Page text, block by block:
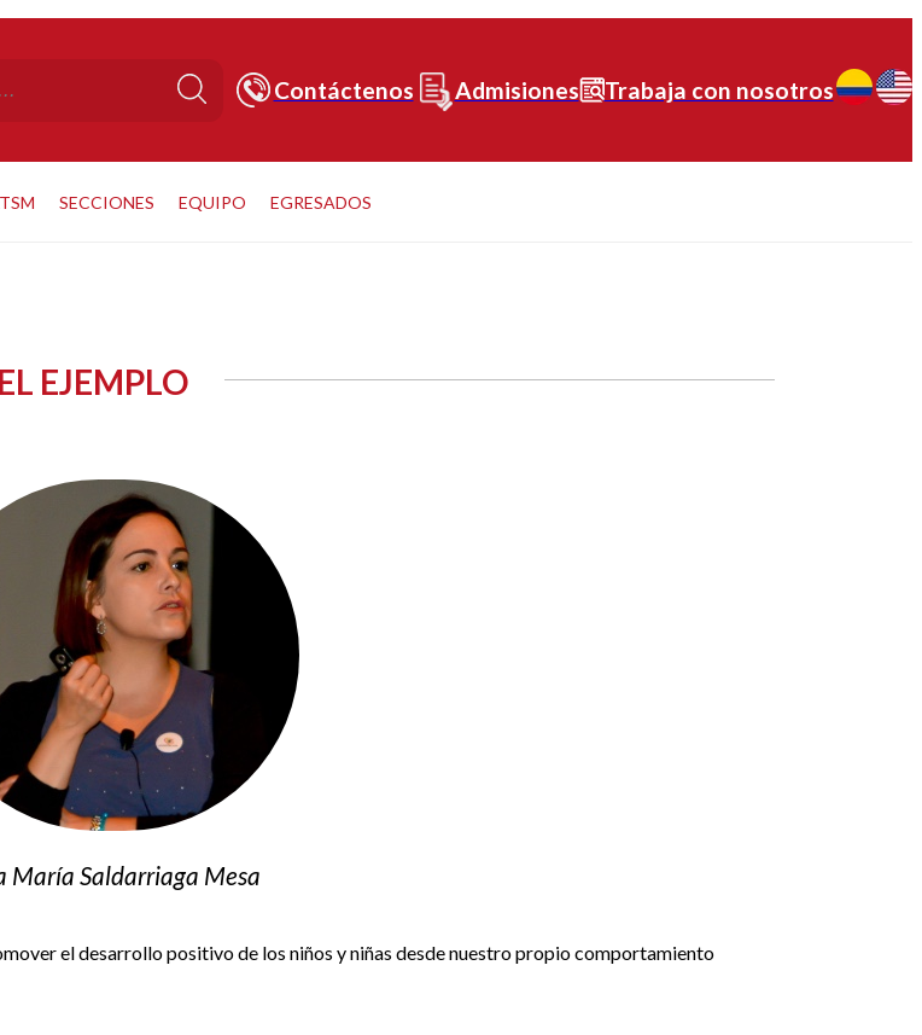
Contáctenos Admisiones Trabaja con nosotros
SECCIONES EQUIPO EGRESADOS
EJEMPLO
María Saldarriaga Mesa
el desarrollo positivo de los niños y niñas desde nuestro propio comportamiento